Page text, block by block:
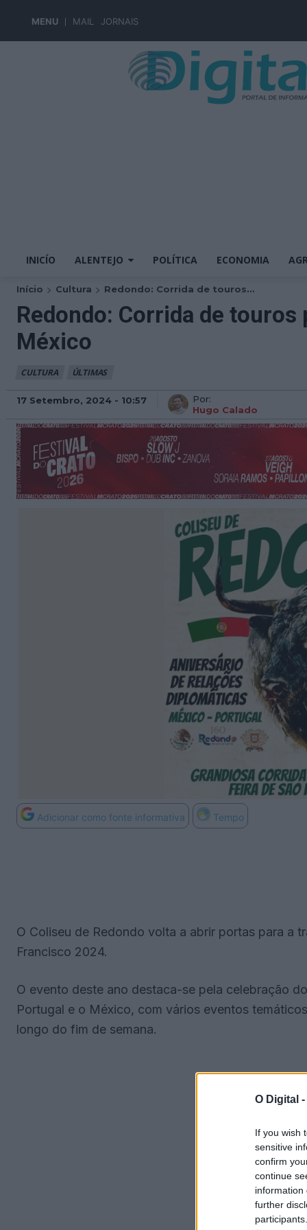
O Digital -
If you wish
sensitive
confirm
continue
information
further
MENU MAIL JORNAIS
INICÍO ALENTEJO POLÍTICA ECONOMIA
Início Cultura Redondo: Corrida de touros...
Redondo: Corrida de
México
CULTURA ÚLTIMAS
17 Setembro, 2024 - 10:57
Por:
Hugo Calado
Adicionar como fonte informativa Tempo
O Coliseu de Redondo volta a abrir portas para a
Francisco 2024.
O evento deste ano destaca-se pela celebração
Portugal e o México, com vários eventos
longo do fim de semana.